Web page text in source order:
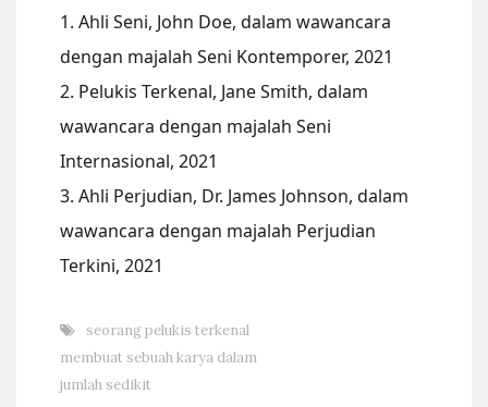
1. Ahli Seni, John Doe, dalam wawancara
dengan majalah Seni Kontemporer, 2021
2. Pelukis Terkenal, Jane Smith, dalam
wawancara dengan majalah Seni
Internasional, 2021
3. Ahli Perjudian, Dr. James Johnson, dalam
wawancara dengan majalah Perjudian
Terkini, 2021
seorang pelukis terkenal
membuat sebuah karya dalam
jumlah sedikit